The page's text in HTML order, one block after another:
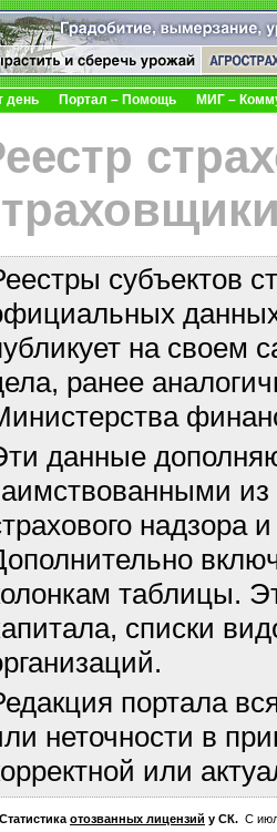
день Портал – Помощь МИГ –
субъектов
данных
на своем
ранее
данные
надзора
таблицы.
списки
портала
неточности в
или
Статистика отозванных лицензий у СК. C